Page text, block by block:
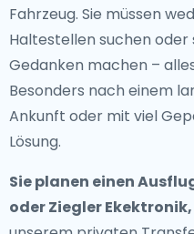
Fahrzeug. Sie müssen
Haltestellen suchen oder
Gedanken machen –
Besonders nach einem
Ankunft oder mit viel
Lösung.
Sie planen einen
oder Ziegler